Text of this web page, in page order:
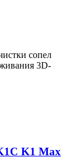
сопел
3D-
K1 Max